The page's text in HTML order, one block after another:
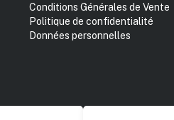
Conditions Générales de Vente
Politique de confidentialité
Données personnelles